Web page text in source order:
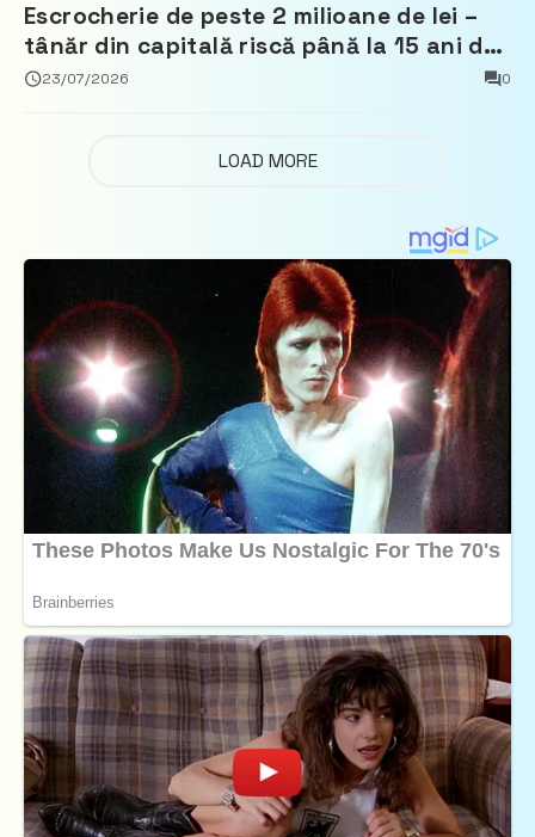
Escrocherie de peste 2 milioane de lei –
tânăr din capitală riscă până la 15 ani de
închisoare
23/07/2026 0
LOAD MORE